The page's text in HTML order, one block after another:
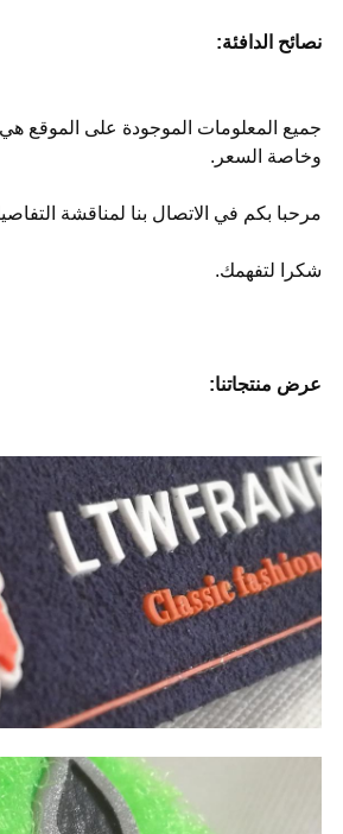
نصائح الدافئة:
جميع المعلومات الموجودة على الموقع
وخاصة السعر.
مرحبا بكم في الاتصال بنا لمناقشة
شكرا لتفهمك.
عرض منتجاتنا: